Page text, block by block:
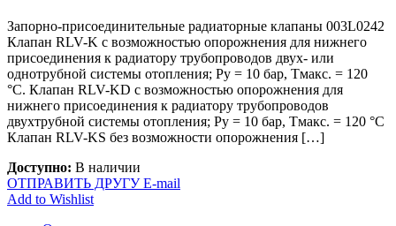
Запорно-присоединительные радиаторные клапаны 003L0242
Клапан RLV-K с возможностью опорожнения для нижнего
присоединения к радиатору трубопроводов двух- или
однотрубной системы отопления; Ру = 10 бар, Тмакс. = 120
°С. Клапан RLV-KD с возможностью опорожнения для
нижнего присоединения к радиатору трубопроводов
двухтрубной системы отопления; Ру = 10 бар, Тмакс. = 120 °С
Клапан RLV-KS без возможности опорожнения […]
Доступно: В наличии
ОТПРАВИТЬ ДРУГУ E-mail
Add to Wishlist